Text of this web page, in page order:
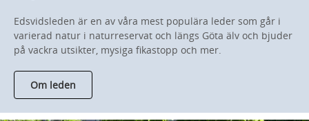
Edsvidsleden är en av våra mest populära leder som går i
varierad natur i naturreservat och längs Göta älv och bjuder
på vackra utsikter, mysiga fikastopp och mer.
Om leden